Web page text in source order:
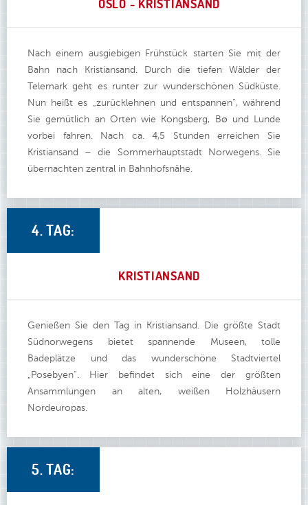
OSLO - KRISTIANSAND
Nach einem ausgiebigen Frühstück starten Sie mit der
Bahn nach Kristiansand. Durch die tiefen Wälder der
Telemark geht es runter zur wunderschönen Südküste.
Nun heißt es „zurücklehnen und entspannen“, während
Sie gemütlich an Orten wie Kongsberg, Bø und Lunde
vorbei fahren. Nach ca. 4,5 Stunden erreichen Sie
Kristiansand – die Sommerhauptstadt Norwegens. Sie
übernachten zentral in Bahnhofsnähe.
4. TAG:
KRISTIANSAND
Genießen Sie den Tag in Kristiansand. Die größte Stadt
Südnorwegens bietet spannende Museen, tolle
Badeplätze und das wunderschöne Stadtviertel
„Posebyen“. Hier befindet sich eine der größten
Ansammlungen an alten, weißen Holzhäusern
Nordeuropas.
5. TAG: